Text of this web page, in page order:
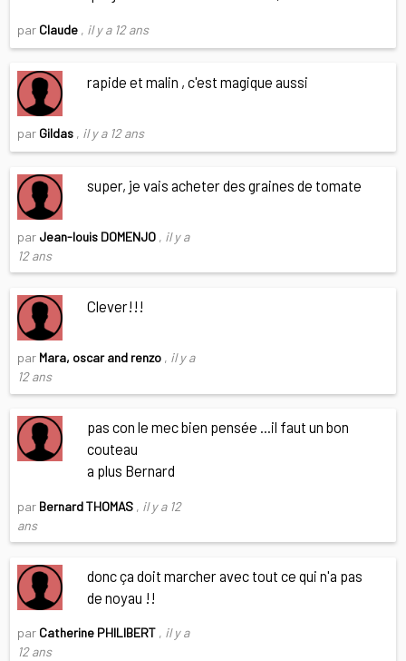
par Claude , il y a 12 ans
rapide et malin , c'est magique aussi
par Gildas , il y a 12 ans
super, je vais acheter des graines de tomate
par Jean-louis DOMENJO , il y a
12 ans
Clever!!!
par Mara, oscar and renzo , il y a
12 ans
pas con le mec bien pensée ...il faut un bon
couteau
a plus Bernard
par Bernard THOMAS , il y a 12
ans
donc ça doit marcher avec tout ce qui n'a pas
de noyau !!
par Catherine PHILIBERT , il y a
12 ans